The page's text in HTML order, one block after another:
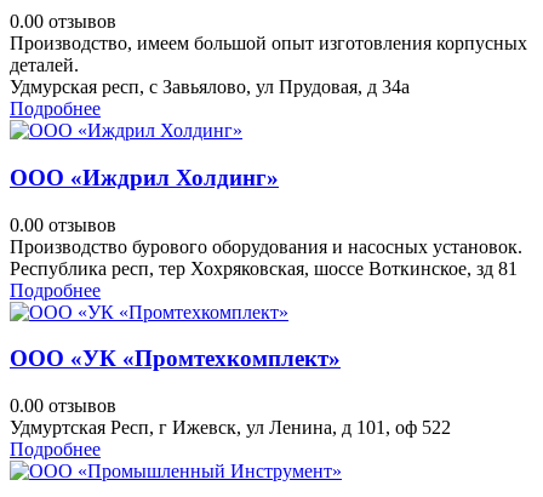
0.00 отзывов
Производство, имеем большой опыт изготовления корпусных
деталей.
Удмурская респ, с Завьялово, ул Прудовая, д 34а
Подробнее
ООО «Иждрил Холдинг»
0.00 отзывов
Производство бурового оборудования и насосных установок.
Республика респ, тер Хохряковская, шоссе Воткинское, зд 81
Подробнее
ООО «УК «Промтехкомплект»
0.00 отзывов
Удмуртская Респ, г Ижевск, ул Ленина, д 101, оф 522
Подробнее